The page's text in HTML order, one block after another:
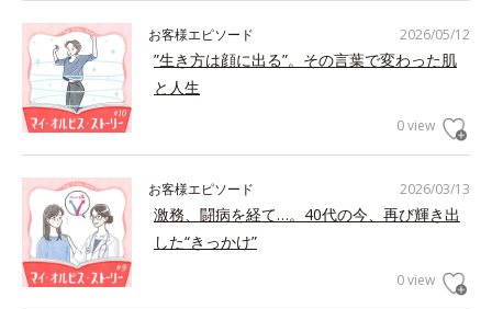
2026/05/12
お客様エピソード
”生き方は顔に出る”。その言葉で変わった肌
と人生
0 view
2026/03/13
お客様エピソード
激務、闘病を経て…。40代の今、再び輝き出
した“きっかけ”
0 view